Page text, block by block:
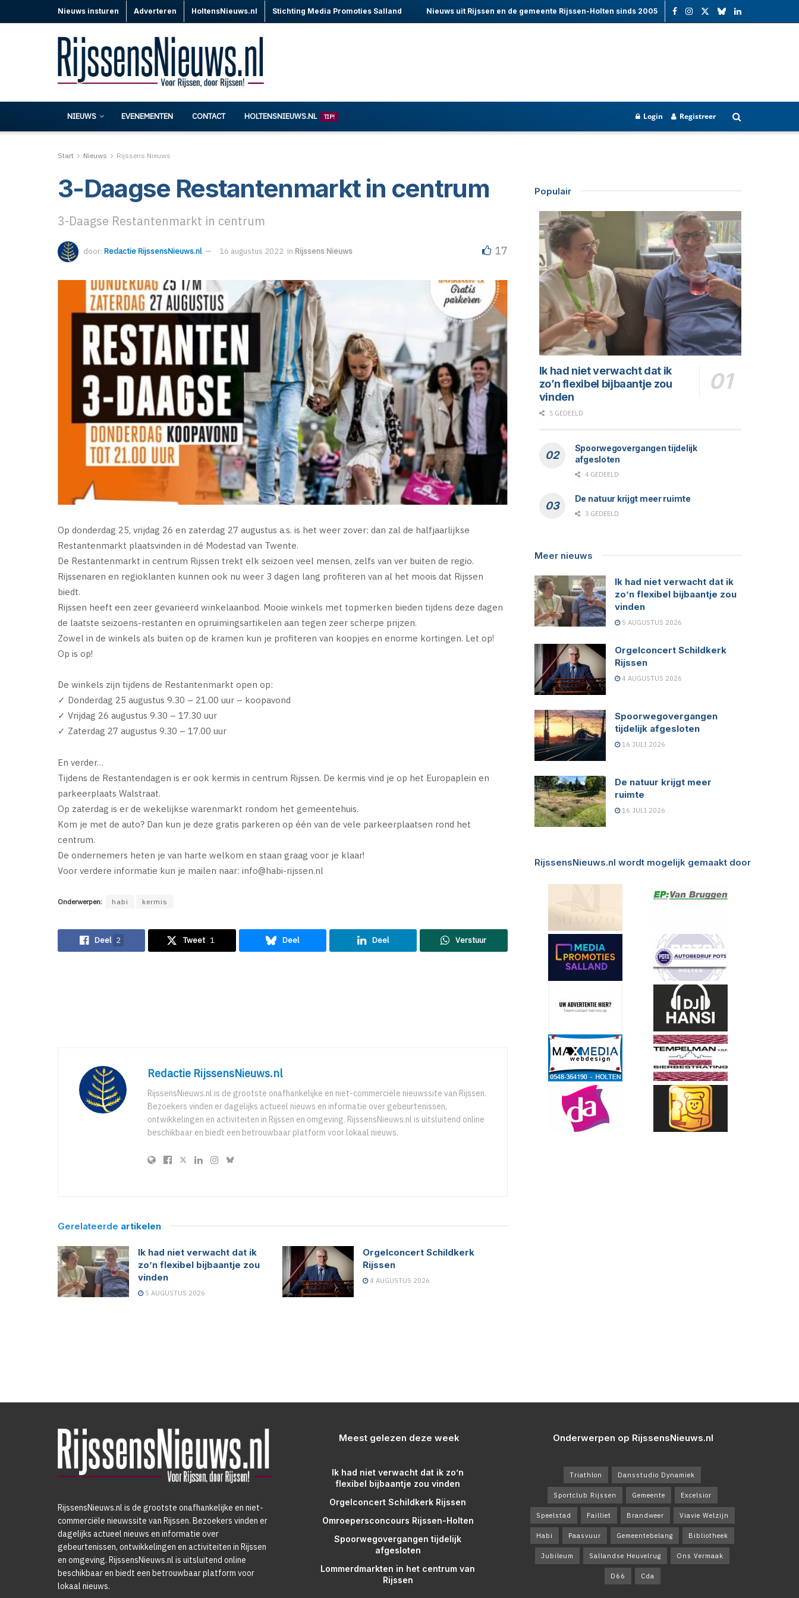
Nieuws insturen Adverteren HoltensNieuws.nl Stichting Media Promoties Salland Nieuws uit Rijssen en de gemeente Rijssen-Holten sinds 2005
NIEUWS EVENEMENTEN CONTACT HOLTENSNIEUWS.NL TIP! Login Registreer
Start Nieuws Rijssens Nieuws
3-Daagse Restantenmarkt in centrum
3-Daagse Restantenmarkt in centrum
door: Redactie RijssensNieuws.nl 16 augustus 2022 in Rijssens Nieuws 17
Op donderdag 25, vrijdag 26 en zaterdag 27 augustus a.s. is het weer zover: dan zal de halfjaarlijkse
Restantenmarkt plaatsvinden in dé Modestad van Twente.
De Restantenmarkt in centrum Rijssen trekt elk seizoen veel mensen, zelfs van ver buiten de regio.
Rijssenaren en regioklanten kunnen ook nu weer 3 dagen lang profiteren van al het moois dat Rijssen
biedt.
Rijssen heeft een zeer gevarieerd winkelaanbod. Mooie winkels met topmerken bieden tijdens deze dagen
de laatste seizoens-restanten en opruimingsartikelen aan tegen zeer scherpe prijzen.
Zowel in de winkels als buiten op de kramen kun je profiteren van koopjes en enorme kortingen. Let op!
Op is op!
De winkels zijn tijdens de Restantenmarkt open op:
✓ Donderdag 25 augustus 9.30 – 21.00 uur – koopavond
✓ Vrijdag 26 augustus 9.30 – 17.30 uur
✓ Zaterdag 27 augustus 9.30 – 17.00 uur
En verder…
Tijdens de Restantendagen is er ook kermis in centrum Rijssen. De kermis vind je op het Europaplein en
parkeerplaats Walstraat.
Op zaterdag is er de wekelijkse warenmarkt rondom het gemeentehuis.
Kom je met de auto? Dan kun je deze gratis parkeren op één van de vele parkeerplaatsen rond het
centrum.
De ondernemers heten je van harte welkom en staan graag voor je klaar!
Voor verdere informatie kun je mailen naar: info@habi-rijssen.nl
Onderwerpen: habi kermis
Deel 2 Tweet 1 Deel Deel Verstuur
Redactie RijssensNieuws.nl
RijssensNieuws.nl is de grootste onafhankelijke en niet-commerciële nieuwssite van Rijssen.
Bezoekers vinden er dagelijks actueel nieuws en informatie over gebeurtenissen,
ontwikkelingen en activiteiten in Rijssen en omgeving. RijssensNieuws.nl is uitsluitend online
beschikbaar en biedt een betrouwbaar platform voor lokaal nieuws.
Gerelateerde artikelen
Ik had niet verwacht dat ik
zo’n flexibel bijbaantje zou
vinden
5 AUGUSTUS 2026
Orgelconcert Schildkerk
Rijssen
4 AUGUSTUS 2026
Populair
Ik had niet verwacht dat ik
zo’n flexibel bijbaantje zou
vinden
5 GEDEELD
Spoorwegovergangen tijdelijk
afgesloten
4 GEDEELD
De natuur krijgt meer ruimte
3 GEDEELD
Meer nieuws
Ik had niet verwacht dat ik
zo’n flexibel bijbaantje zou
vinden
5 AUGUSTUS 2026
Orgelconcert Schildkerk
Rijssen
4 AUGUSTUS 2026
Spoorwegovergangen
tijdelijk afgesloten
16 JULI 2026
De natuur krijgt meer
ruimte
16 JULI 2026
RijssensNieuws.nl wordt mogelijk gemaakt door
RijssensNieuws.nl is de grootste onafhankelijke en niet-
commerciële nieuwssite van Rijssen. Bezoekers vinden er
dagelijks actueel nieuws en informatie over
gebeurtenissen, ontwikkelingen en activiteiten in Rijssen
en omgeving. RijssensNieuws.nl is uitsluitend online
beschikbaar en biedt een betrouwbaar platform voor
lokaal nieuws.
Meest gelezen deze week
Ik had niet verwacht dat ik zo’n
flexibel bijbaantje zou vinden
Orgelconcert Schildkerk Rijssen
Omroepersconcours Rijssen-Holten
Spoorwegovergangen tijdelijk
afgesloten
Lommerdmarkten in het centrum van
Rijssen
Onderwerpen op RijssensNieuws.nl
Triathlon Dansstudio Dynamiek
Sportclub Rijssen Gemeente Excelsior
Speelstad Failliet Brandweer Viavie Welzijn
Habi Paasvuur Gemeentebelang Bibliotheek
Jubileum Sallandse Heuvelrug Ons Vermaak
D66 Cda